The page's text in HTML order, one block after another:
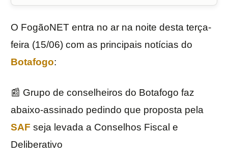
O FogãoNET entra no ar na noite desta terça-
feira (15/06) com as principais notícias do
Botafogo:
📰 Grupo de conselheiros do Botafogo faz
abaixo-assinado pedindo que proposta pela
SAF seja levada a Conselhos Fiscal e
Deliberativo